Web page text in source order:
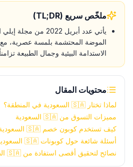
ملخّص سريع (TL;DR)
يأتي عدد أبريل 2022
الموضة المحتشمة بلمسة عصرية، مع
الاستدامة البيئية وجمال الطبيعة
محتويات المقال
لماذا تختار 🇸🇦 السعودية في المنطقة؟
مميزات التسوق من 🇸🇦 السعودية
كيف تستخدم كوبون خصم 🇸🇦 السعودية؟
أسئلة شائعة حول كوبونات 🇸🇦 السعودية
نصائح لتحقيق أقصى استفادة من 🇸🇦 السعودية